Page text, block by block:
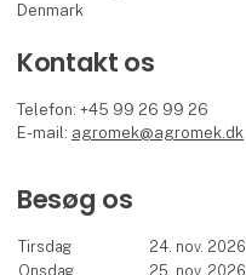
Denmark
Kontakt os
Telefon: +45 99 26 99 26
E-mail: agromek@agromek.dk
Besøg os
Tirsdag 24. nov. 2026
Onsdag
25. nov. 2026